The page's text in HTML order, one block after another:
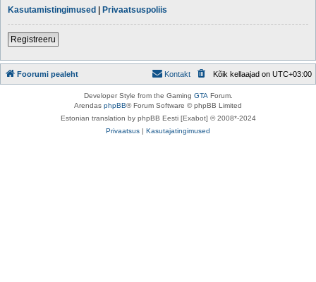
Kasutamistingimused | Privaatsuspoliis
Registreeru
Foorumi pealeht Kõik kellaajad on UTC+03:00
Kontakt
Developer Style from the Gaming GTA Forum.
Arendas phpBB® Forum Software © phpBB Limited
Estonian translation by phpBB Eesti [Exabot] © 2008*-2024
Privaatsus | Kasutajatingimused